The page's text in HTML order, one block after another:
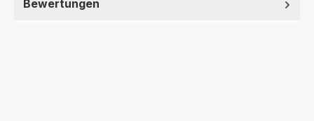
Bewertungen